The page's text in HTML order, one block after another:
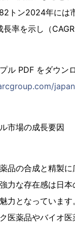
トン2024年には
長率を示し（
ル PDF をダウン
市場の成長要因
品の合成と精製
力な存在感は日
力となっていま
医薬品やバイオ